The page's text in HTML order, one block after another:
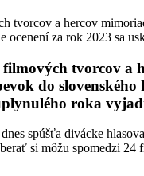
tvorcov a hercov
za rok 2023 sa
filmových tvorcov
do
roka
spúšťa divácke
si môžu spomedzi